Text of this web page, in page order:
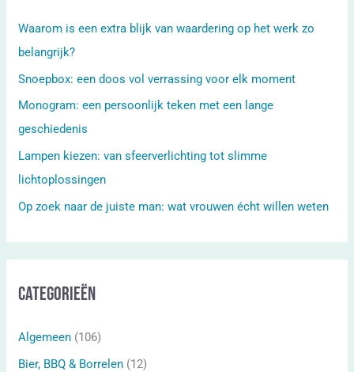
Waarom is een extra blijk van waardering op het werk zo
belangrijk?
Snoepbox: een doos vol verrassing voor elk moment
Monogram: een persoonlijk teken met een lange
geschiedenis
Lampen kiezen: van sfeerverlichting tot slimme
lichtoplossingen
Op zoek naar de juiste man: wat vrouwen écht willen weten
Categorieën
Algemeen (106)
Bier, BBQ & Borrelen (12)